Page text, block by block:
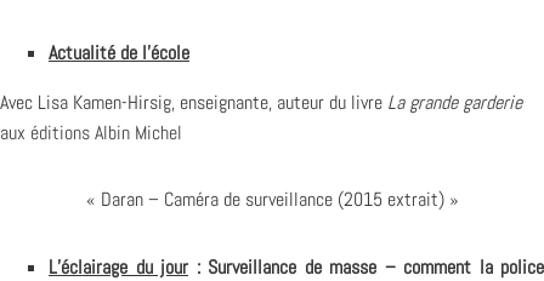
Actualité de l’école
Avec Lisa Kamen-Hirsig, enseignante, auteur du livre La grande garderie
aux éditions Albin Michel
« Daran – Caméra de surveillance (2015 extrait) »
L’éclairage du jour : Surveillance de masse – comment la police